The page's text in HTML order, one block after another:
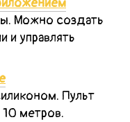
Можно создать
и управлять
Пульт
10 метров.